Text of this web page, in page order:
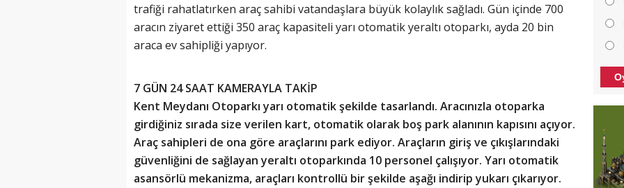
trafiği rahatlatırken araç sahibi vatandaşlara büyük kolaylık sağladı. Gün içinde 700
aracın ziyaret ettiği 350 araç kapasiteli yarı otomatik yeraltı otoparkı, ayda 20 bin
araca ev sahipliği yapıyor.
7 GÜN 24 SAAT KAMERAYLA TAKİP
Kent Meydanı Otoparkı yarı otomatik şekilde tasarlandı. Aracınızla otoparka
girdiğiniz sırada size verilen kart, otomatik olarak boş park alanının kapısını açıyor.
Araç sahipleri de ona göre araçlarını park ediyor. Araçların giriş ve çıkışlarındaki
güvenliğini de sağlayan yeraltı otoparkında 10 personel çalışıyor. Yarı otomatik
asansörlü mekanizma, araçları kontrollü bir şekilde aşağı indirip yukarı çıkarıyor.